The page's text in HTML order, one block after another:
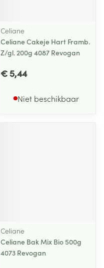
Celiane
Celiane Cakeje Hart Framb.
Z/gl. 200g 4087 Revogan
€ 5,44
Niet beschikbaar
Celiane
Celiane Bak Mix Bio 500g
4073 Revogan